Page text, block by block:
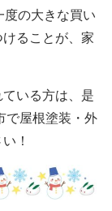
度の大きな買い
ることが、家
いる方は、是
で屋根塗装・外
！